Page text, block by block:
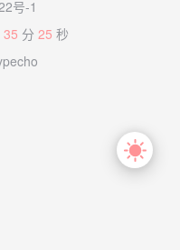
属性为5即可使其调
属性 如果仅仅
模块调用时会直接报错。翻
默认隐藏了除主前摄和主
），而红外摄像头也属
blob/linea
L301 /** *
available on this device. *
common）和device-
） 编译
记录 {/alert} 开整 部署
搜一大片，把ROM源码、
为内核添加erofs支持 此处
核（谢谢ReallySnow大佬的
号-1
35 分 25 秒